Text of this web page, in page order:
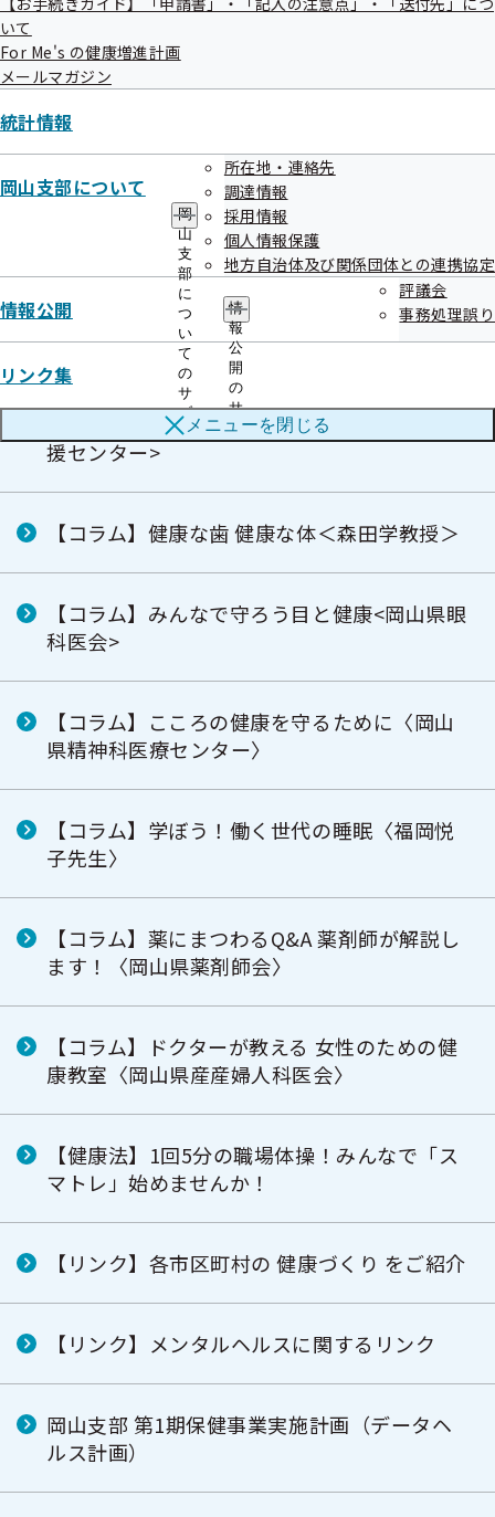
いて
For Me's の健康増進計画
メールマガジン
統計情報
岡山支部について
岡
山
支
部
に
つ
い
て
の
サ
ブ
メ
ー
所在地・連絡先
調達情報
採用情報
個人情報保護
地方自治体及び関係団体との連携協定
情報公開
情
報
公
開
の
サ
ブ
メ
評議会
事務処理誤り
リンク集
メニューを閉じる
健康づくり
今月の健康ワンポイント
上手な医療のかかり方
【コラム】守ろう！自分の体<整形外科医>
【コラム】こころと健康<岡山産業保健総合支
援センター>
【コラム】健康な歯 健康な体＜森田学教授＞
【コラム】みんなで守ろう目と健康<岡山県眼
科医会>
【コラム】こころの健康を守るために〈岡山
県精神科医療センター〉
【コラム】学ぼう！働く世代の睡眠〈福岡悦
子先生〉
【コラム】薬にまつわるQ&A 薬剤師が解説し
ます！〈岡山県薬剤師会〉
【コラム】ドクターが教える 女性のための健
康教室〈岡山県産産婦人科医会〉
【健康法】1回5分の職場体操！みんなで「ス
マトレ」始めませんか！
【リンク】各市区町村の 健康づくり をご紹介
【リンク】メンタルヘルスに関するリンク
岡山支部 第1期保健事業実施計画（データヘ
ルス計画）